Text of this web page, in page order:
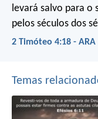
levará salvo para o
pelos séculos dos
2 Timóteo 4:18 - ARA
Temas